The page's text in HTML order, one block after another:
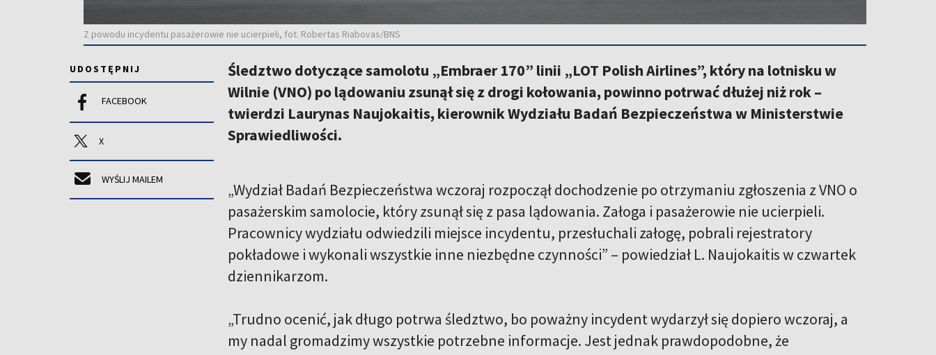
Z powodu incydentu pasażerowie nie ucierpieli, fot. Robertas Riabovas/BNS
UDOSTĘPNIJ
FACEBOOK
X
WYŚLIJ MAILEM
Śledztwo dotyczące samolotu „Embraer 170” linii „LOT Polish Airlines”, który na lotnisku w
Wilnie (VNO) po lądowaniu zsunął się z drogi kołowania, powinno potrwać dłużej niż rok –
twierdzi Laurynas Naujokaitis, kierownik Wydziału Badań Bezpieczeństwa w Ministerstwie
Sprawiedliwości.
„Wydział Badań Bezpieczeństwa wczoraj rozpoczął dochodzenie po otrzymaniu zgłoszenia z VNO o
pasażerskim samolocie, który zsunął się z pasa lądowania. Załoga i pasażerowie nie ucierpieli.
Pracownicy wydziału odwiedzili miejsce incydentu, przesłuchali załogę, pobrali rejestratory
pokładowe i wykonali wszystkie inne niezbędne czynności” – powiedział L. Naujokaitis w czwartek
dziennikarzom.
„Trudno ocenić, jak długo potrwa śledztwo, bo poważny incydent wydarzył się dopiero wczoraj, a
my nadal gromadzimy wszystkie potrzebne informacje. Jest jednak prawdopodobne, że